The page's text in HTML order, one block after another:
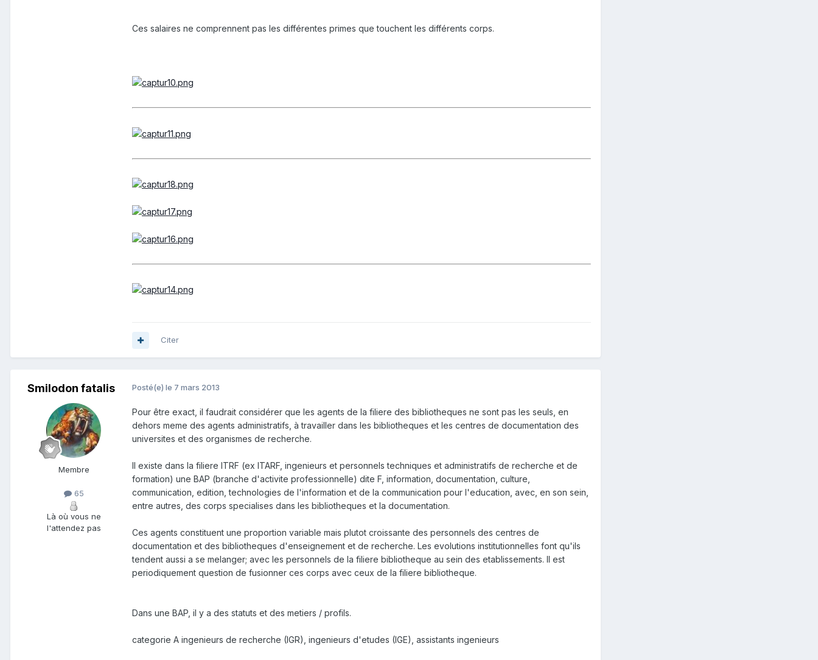
Ces salaires ne comprennent pas les différentes primes que touchent les différents corps.
Citer
Smilodon fatalis
Membre
65
Là où vous ne
l'attendez pas
Posté(e) le 7 mars 2013
Pour être exact, il faudrait considérer que les agents de la filiere des bibliotheques ne sont pas les seuls, en
dehors meme des agents administratifs, à travailler dans les bibliotheques et les centres de documentation des
universites et des organismes de recherche.
Il existe dans la filiere ITRF (ex ITARF, ingenieurs et personnels techniques et administratifs de recherche et de
formation) une BAP (branche d'activite professionnelle) dite F, information, documentation, culture,
communication, edition, technologies de l'information et de la communication pour l'education, avec, en son sein,
entre autres, des corps specialises dans les bibliotheques et la documentation.
Ces agents constituent une proportion variable mais plutot croissante des personnels des centres de
documentation et des bibliotheques d'enseignement et de recherche. Les evolutions institutionnelles font qu'ils
tendent aussi a se melanger; avec les personnels de la filiere bibliotheque au sein des etablissements. Il est
periodiquement question de fusionner ces corps avec ceux de la filiere bibliotheque.
Dans une BAP, il y a des statuts et des metiers / profils.
categorie A ingenieurs de recherche (IGR), ingenieurs d'etudes (IGE), assistants ingenieurs